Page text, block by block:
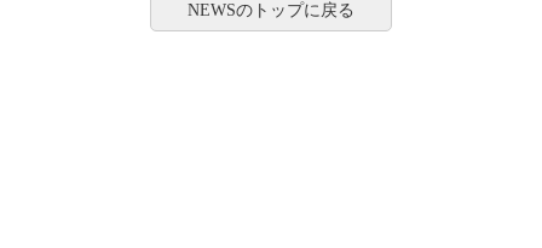
NEWSのトップに戻る